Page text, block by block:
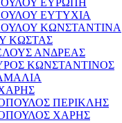
ΕΥΡΩΠΗ
ΕΥΤΥΧΙΑ
ΚΩΝΣΤΑΝΤΙΝΑ
ΚΩΣΤΑΣ
ΑΝΔΡΕΑΣ
ΚΩΝΣΤΑΝΤΙΝΟΣ
ΠΕΡΙΚΛΗΣ
ΧΑΡΗΣ